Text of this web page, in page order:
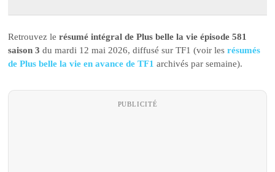
Retrouvez lerésumé intégral de Plus belle la vie épisode 581
saison 3du mardi 12 mai 2026, diffusé sur TF1 (voir lesrésumés
de Plus belle la vie en avance de TF1archivés par semaine).
PUBLICITÉ